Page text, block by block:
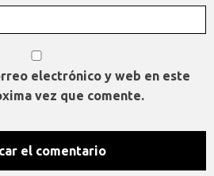
electrónico y web en este
vez que comente.